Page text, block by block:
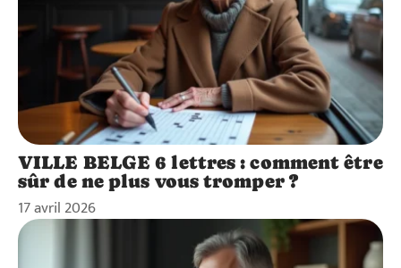
VILLE BELGE 6 lettres : comment être
sûr de ne plus vous tromper ?
17 avril 2026